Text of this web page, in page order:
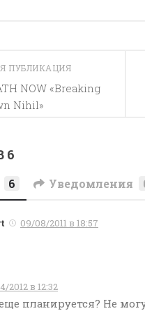
ПУБЛИКАЦИЯ
NOW «Breaking
Nihil»
6
6 Уведомления
09/08/2011 в 18:57
2012 в 12:32
планируется? Не